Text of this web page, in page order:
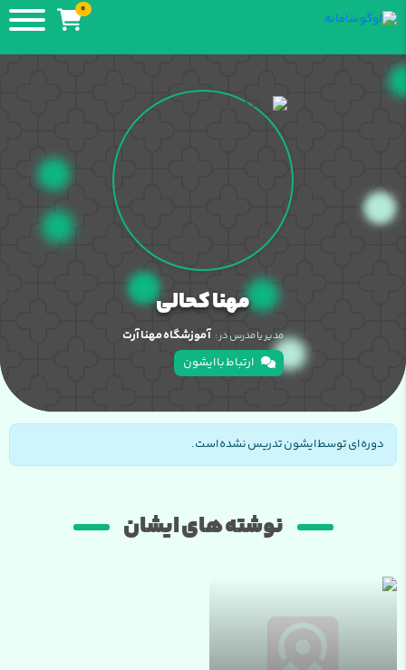
0
مهنا کحالی
مدیر یا مدرس در : آموزشگاه مهنا آرت
ارتباط با ایشون
دوره ای توسط ایشون تدریس نشده است.
نوشته های ایشان